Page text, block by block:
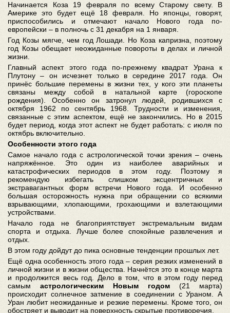
Начинается Коза 19 февраля по всему Старому свету. В
Америке это будет ещё 18 февраля. Но японцы, говорят,
приспособились и отмечают начало Нового года по-
европейски – в полночь с 31 декабря на 1 января
Год Козы мягче, чем год Лошади. Но Коза капризна, поэтому
год Козы обещает неожиданные повороты в делах и личной
жизни.
Главный аспект этого года по-прежнему квадрат Урана к
Плутону – он исчезнет только в середине 2017 года. Он
принёс большие перемены в жизни тех, у кого эти планеты
связаны между собой в натальной карте (гороскопе
рождения). Особенно он затронул людей, родившихся с
октября 1962 по сентябрь 1968. Трудности и изменения,
связанные с этим аспектом, ещё не закончились. Но в 2015
будет период, когда этот аспект не будет работать: с июля по
октябрь включительно.
Особенности этого года
Самое начало года с астрологической точки зрения – очень
напряжённое. Это один из наиболее аварийных и
катастрофических периодов в этом году. Поэтому я
рекомендую избегать слишком эксцентричных и
экстравагантных форм встречи Нового года. И особенно
большая осторожность нужна при обращении со всякими
взрывающими, хлопающими, грохающими и взлетающими
устройствами.
Начало года не благоприятствует экстремальным видам
спорта и отдыха. Лучше более спокойные развлечения и
отдых.
В этом году дойдут до пика основные тенденции прошлых лет.
Ещё одна особенность этого года – серия резких изменений в
личной жизни и в жизни общества. Начнётся это в конце марта
и продолжится весь год. Дело в том, что в этом году перед
самым астрологическим Новым годом (21 марта)
происходит солнечное затмение в соединении с Ураном. А
Уран любит неожиданные и резкие перемены. Кроме того, он
обостряет и выводит на поверхность скрытые противоречия.